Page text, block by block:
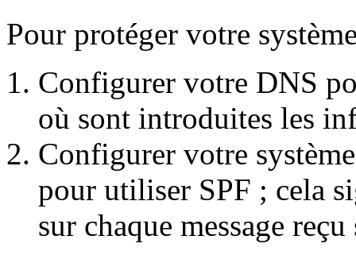
Pour protéger votre
Configurer votre DNS
où sont introduites les
Configurer votre
pour utiliser SPF ; cela
sur chaque message